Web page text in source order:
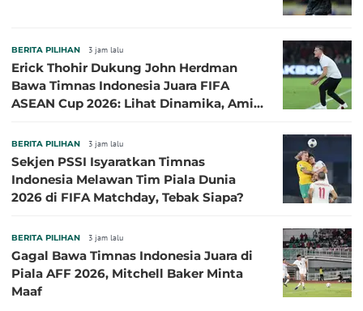
BERITA PILIHAN 3 jam lalu
Erick Thohir Dukung John Herdman
Bawa Timnas Indonesia Juara FIFA
ASEAN Cup 2026: Lihat Dinamika, Amit-
BERITA PILIHAN 3 jam lalu
Sekjen PSSI Isyaratkan Timnas
Indonesia Melawan Tim Piala Dunia
2026 di FIFA Matchday, Tebak Siapa?
BERITA PILIHAN 3 jam lalu
Gagal Bawa Timnas Indonesia Juara di
Piala AFF 2026, Mitchell Baker Minta
Maaf